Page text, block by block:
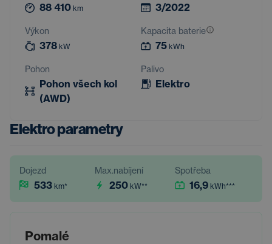
88 410 km 3/2022
Výkon
378 kW
Kapacita baterie
75 kWh
Pohon
Pohon všech kol
(AWD)
Palivo
Elektro
Elektro parametry
Dojezd
533 km*
Max.nabíjení
250 kW**
Spotřeba
16,9 kWh***
Pomalé